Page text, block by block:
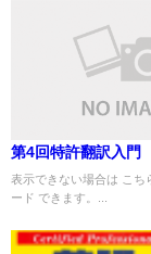
第4回特許翻訳入門
表示できない場合は こち
ード できます。...